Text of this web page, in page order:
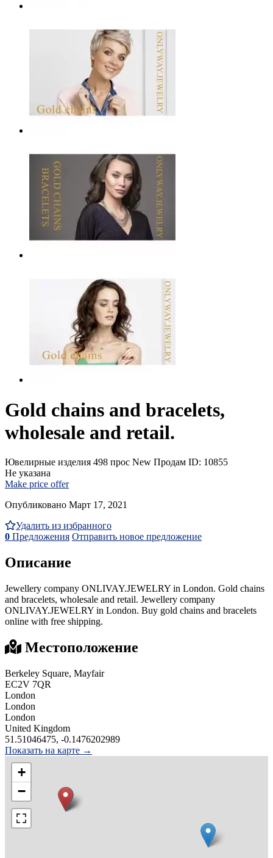
Gold chains and bracelets,
wholesale and retail.
Ювелирные изделия 498 прос New Продам ID: 10855
Не указана
Make price offer
Опубликовано Март 17, 2021
Удалить из избранного
0 Предложения Отправить новое предложение
Описание
Jewellery company ONLIVAY.JEWELRY in London. Gold chains
and bracelets, wholesale and retail. Jewellery company
ONLIVAY.JEWELRY in London. Buy gold chains and bracelets
online with free shipping.
Местоположение
Berkeley Square, Mayfair
EC2V 7QR
London
London
London
United Kingdom
51.51046475, -0.1476202989
Показать на карте →
+
−